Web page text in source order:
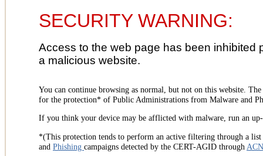
SECURITY WARNING:
Access to the web page has been
a malicious website.
You can continue browsing as normal, but not on this website.
for the protection* of Public Administrations from Malware and
If you think your device may be afflicted with malware, run an
*(This protection tends to perform an active filtering through a
and Phishing campaigns detected by the CERT-AGID through